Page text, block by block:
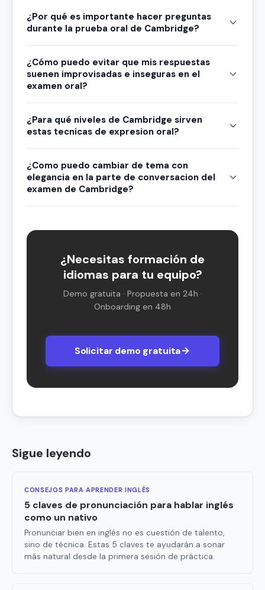
¿Por qué es importante hacer preguntas
durante la prueba oral de Cambridge?
¿Cómo puedo evitar que mis respuestas
suenen improvisadas e inseguras en el
examen oral?
¿Para qué niveles de Cambridge sirven
estas tecnicas de expresion oral?
¿Como puedo cambiar de tema con
elegancia en la parte de conversacion del
examen de Cambridge?
¿Necesitas formación de
idiomas para tu equipo?
Demo gratuita · Propuesta en 24h ·
Onboarding en 48h
Solicitar demo gratuita
Sigue leyendo
CONSEJOS PARA APRENDER INGLÉS
5 claves de pronunciación para hablar inglés
como un nativo
Pronunciar bien en inglés no es cuestión de talento,
sino de técnica. Estas 5 claves te ayudarán a sonar
más natural desde la primera sesión de práctica.